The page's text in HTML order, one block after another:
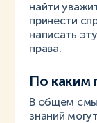
найти
принести
написать
права.
По каким
В общем
знаний